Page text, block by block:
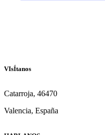
VIsÍtanos
Catarroja, 46470
Valencia, España